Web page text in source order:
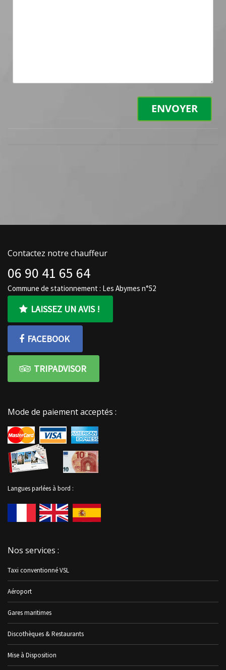
Contactez notre chauffeur
06 90 41 65 64
Commune de stationnement : Les Abymes n°52
LAISSEZ UN AVIS !
FACEBOOK
TRIPADVISOR
Mode de paiement acceptés :
Langues parlées à bord :
Nos services :
Taxi conventionné VSL
Aéroport
Gares maritimes
Discothèques & Restaurants
Mise à Disposition